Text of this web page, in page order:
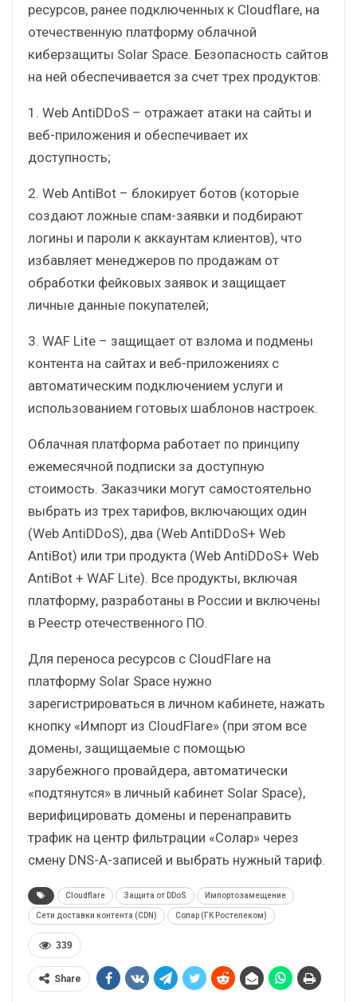
ресурсов, ранее подключенных к Cloudflare, на
отечественную платформу облачной
киберзащиты Solar Space. Безопасность сайтов
на ней обеспечивается за счет трех продуктов:
1. Web AntiDDoS – отражает атаки на сайты и
веб-приложения и обеспечивает их
доступность;
2. Web AntiBot – блокирует ботов (которые
создают ложные спам-заявки и подбирают
логины и пароли к аккаунтам клиентов), что
избавляет менеджеров по продажам от
обработки фейковых заявок и защищает
личные данные покупателей;
3. WAF Lite – защищает от взлома и подмены
контента на сайтах и веб-приложениях с
автоматическим подключением услуги и
использованием готовых шаблонов настроек.
Облачная платформа работает по принципу
ежемесячной подписки за доступную
стоимость. Заказчики могут самостоятельно
выбрать из трех тарифов, включающих один
(Web AntiDDoS), два (Web AntiDDoS+ Web
AntiBot) или три продукта (Web AntiDDoS+ Web
AntiBot + WAF Lite). Все продукты, включая
платформу, разработаны в России и включены
в Реестр отечественного ПО.
Для переноса ресурсов с CloudFlare на
платформу Solar Space нужно
зарегистрироваться в личном кабинете, нажать
кнопку «Импорт из CloudFlare» (при этом все
домены, защищаемые с помощью
зарубежного провайдера, автоматически
«подтянутся» в личный кабинет Solar Space),
верифицировать домены и перенаправить
трафик на центр фильтрации «Солар» через
смену DNS-A-записей и выбрать нужный тариф.
Cloudflare Защита от DDoS Импортозамещение
Сети доставки контента (CDN) Солар (ГК Ростелеком)
339
Share